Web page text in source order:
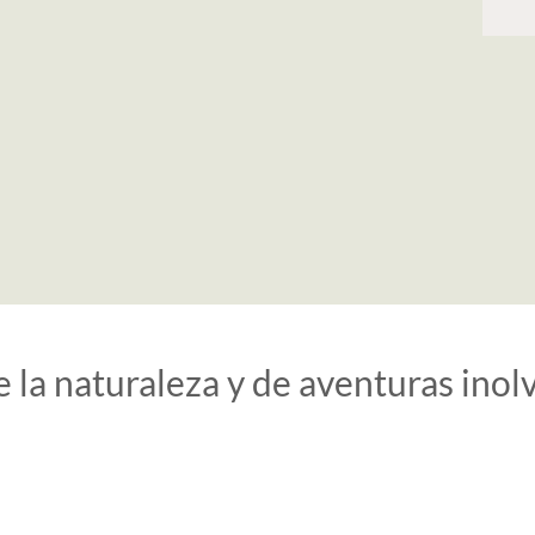
la naturaleza y de aventuras